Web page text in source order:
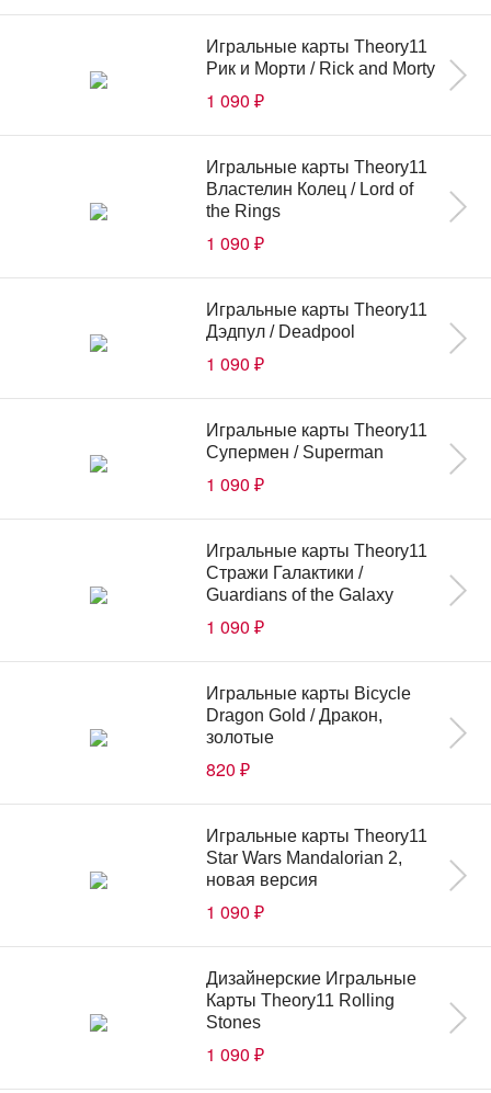
Игральные карты Theory11
Рик и Морти / Rick and Morty
1 090 ₽
Игральные карты Theory11
Властелин Колец / Lord of
the Rings
1 090 ₽
Игральные карты Theory11
Дэдпул / Deadpool
1 090 ₽
Игральные карты Theory11
Супермен / Superman
1 090 ₽
Игральные карты Theory11
Стражи Галактики /
Guardians of the Galaxy
1 090 ₽
Игральные карты Bicycle
Dragon Gold / Дракон,
золотые
820 ₽
Игральные карты Theory11
Star Wars Mandalorian 2,
новая версия
1 090 ₽
Дизайнерские Игральные
Карты Theory11 Rolling
Stones
1 090 ₽